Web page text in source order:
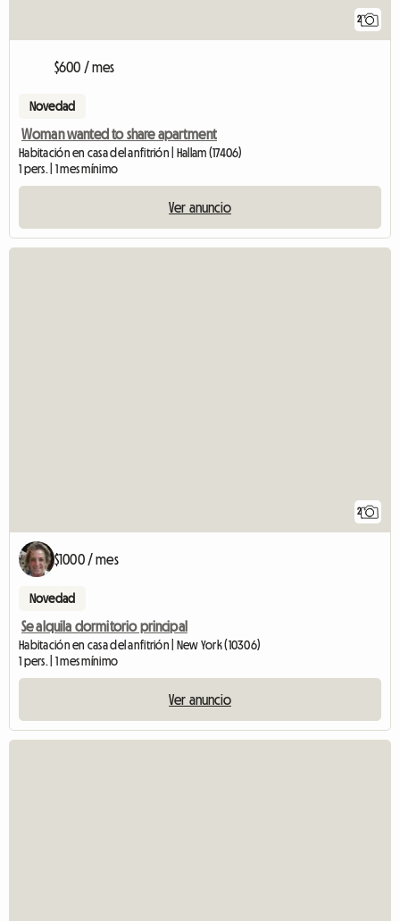
2
$600 / mes
Novedad
Woman wanted to share apartment
Habitación en casa del anfitrión | Hallam (17406)
1 pers. | 1 mes mínimo
Ver anuncio
2
$1000 / mes
Novedad
Se alquila dormitorio principal
Habitación en casa del anfitrión | New York (10306)
1 pers. | 1 mes mínimo
Ver anuncio